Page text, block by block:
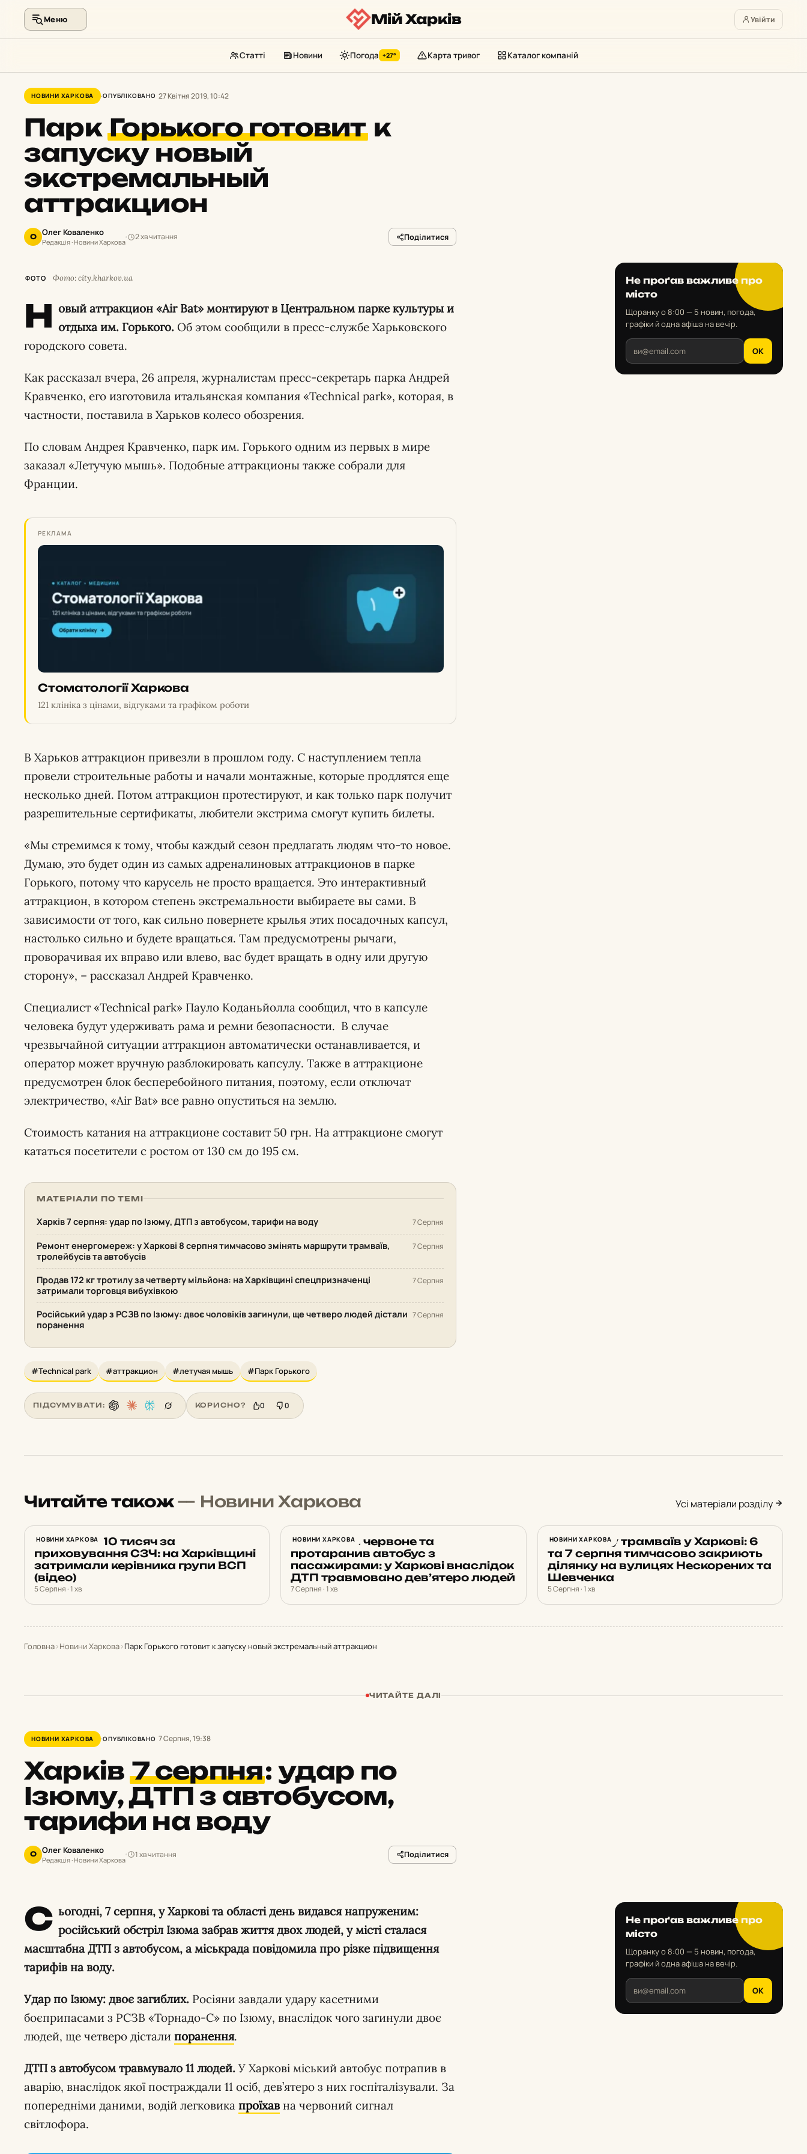
контенту
Меню Мій Харків Увійти
Статті Новини Погода +27° Карта тривог Каталог компаній
НОВИНИ ХАРКОВА ОПУБЛІКОВАНО 27 Квітня 2019, 10:42
Парк Горького готовитк
запуску новый
экстремальный
аттракцион
О Олег Коваленко
Редакція · Новини Харкова
2 хв читання Поділитися
ФОТО Фото: city.kharkov.ua
Н овый аттракцион «Air Bat» монтируют в Центральном парке культуры и
отдыха им. Горького. Об этом сообщили в пресс-службе Харьковского
городского совета.
Как рассказал вчера, 26 апреля, журналистам пресс-секретарь парка Андрей
Кравченко, его изготовила итальянская компания «Technical park», которая, в
частности, поставила в Харьков колесо обозрения.
По словам Андрея Кравченко, парк им. Горького одним из первых в мире
заказал «Летучую мышь». Подобные аттракционы также собрали для
Франции.
РЕКЛАМА
Стоматології Харкова
121 клініка з цінами, відгуками та графіком роботи
В Харьков аттракцион привезли в прошлом году. С наступлением тепла
провели строительные работы и начали монтажные, которые продлятся еще
несколько дней. Потом аттракцион протестируют, и как только парк получит
разрешительные сертификаты, любители экстрима смогут купить билеты.
«Мы стремимся к тому, чтобы каждый сезон предлагать людям что-то новое.
Думаю, это будет один из самых адреналиновых аттракционов в парке
Горького, потому что карусель не просто вращается. Это интерактивный
аттракцион, в котором степень экстремальности выбираете вы сами. В
зависимости от того, как сильно повернете крылья этих посадочных капсул,
настолько сильно и будете вращаться. Там предусмотрены рычаги,
проворачивая их вправо или влево, вас будет вращать в одну или другую
сторону», – рассказал Андрей Кравченко.
Специалист «Technical park» Пауло Коданьйолла сообщил, что в капсуле
человека будут удерживать рама и ремни безопасности. В случае
чрезвычайной ситуации аттракцион автоматически останавливается, и
оператор может вручную разблокировать капсулу. Также в аттракционе
предусмотрен блок бесперебойного питания, поэтому, если отключат
электричество, «Air Bat» все равно опуститься на землю.
Стоимость катания на аттракционе составит 50 грн. На аттракционе смогут
кататься посетители с ростом от 130 см до 195 см.
МАТЕРІАЛИ ПО ТЕМІ
Харків 7 серпня: удар по Ізюму, ДТП з автобусом, тарифи на воду 7 Серпня
Ремонт енергомереж: у Харкові 8 серпня тимчасово змінять маршрути трамваїв,
тролейбусів та автобусів
7 Серпня
Продав 172 кг тротилу за четверту мільйона: на Харківщині спецпризначенці
затримали торговця вибухівкою
7 Серпня
Російський удар з РСЗВ по Ізюму: двоє чоловіків загинули, ще четверо людей дістали
поранення
7 Серпня
#Technical park #аттракцион #летучая мышь #Парк Горького
ПІДСУМУВАТИ: КОРИСНО? 0 0
Не проґав важливе про
місто
Щоранку о 8:00 — 5 новин, погода,
графіки й одна афіша на вечір.
OK
Читайте також— Новини Харкова Усі матеріали розділу
НОВИНИ ХАРКОВА
Вимагав $10 тисяч за
приховування СЗЧ: на Харківщині
затримали керівника групи ВСП
(відео)
5 Серпня · 1 хв
НОВИНИ ХАРКОВА
Проїхав на червоне та
протаранив автобус з
пасажирами: у Харкові внаслідок
ДТП травмовано дев’ятеро людей
7 Серпня · 1 хв
НОВИНИ ХАРКОВА
Зміна руху трамваїв у Харкові: 6
та 7 серпня тимчасово закриють
ділянку на вулицях Нескорених та
Шевченка
5 Серпня · 1 хв
Головна›Новини Харкова›Парк Горького готовит к запуску новый экстремальный аттракцион
ЧИТАЙТЕ ДАЛІ
НОВИНИ ХАРКОВА ОПУБЛІКОВАНО 7 Серпня, 19:38
Харків7 серпня: удар по
Ізюму, ДТП з автобусом,
тарифи на воду
О Олег Коваленко
Редакція · Новини Харкова
1 хв читання Поділитися
С ьогодні, 7 серпня, у Харкові та області день видався напруженим:
російський обстріл Ізюма забрав життя двох людей, у місті сталася
масштабна ДТП з автобусом, а міськрада повідомила про різке підвищення
тарифів на воду.
Удар по Ізюму: двоє загиблих. Росіяни завдали удару касетними
боєприпасами з РСЗВ «Торнадо-С» по Ізюму, внаслідок чого загинули двоє
людей, ще четверо дістали поранення.
ДТП з автобусом травмувало 11 людей. У Харкові міський автобус потрапив в
аварію, внаслідок якої постраждали 11 осіб, дев’ятеро з них госпіталізували. За
попередніми даними, водій легковика проїхав на червоний сигнал
світлофора.
Не проґав важливе про
місто
Щоранку о 8:00 — 5 новин, погода,
графіки й одна афіша на вечір.
OK